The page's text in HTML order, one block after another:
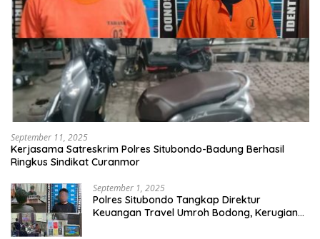
September 11, 2025
Kerjasama Satreskrim Polres Situbondo-Badung Berhasil
Ringkus Sindikat Curanmor
September 1, 2025
Polres Situbondo Tangkap Direktur
Keuangan Travel Umroh Bodong, Kerugian